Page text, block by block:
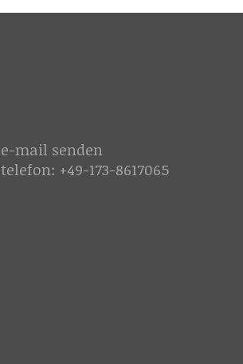
e-mail senden
telefon: +49-173-8617065